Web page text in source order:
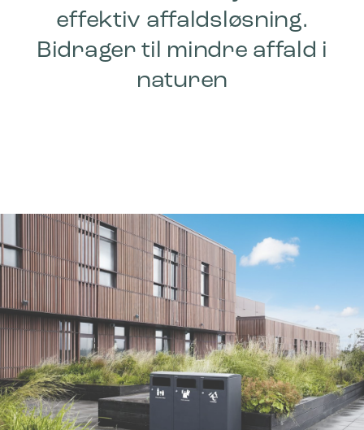
effektiv affaldsløsning.
Bidrager til mindre affald i
naturen